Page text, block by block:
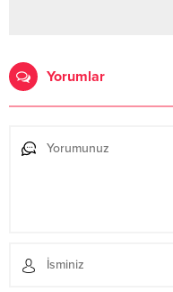
Yorumlar